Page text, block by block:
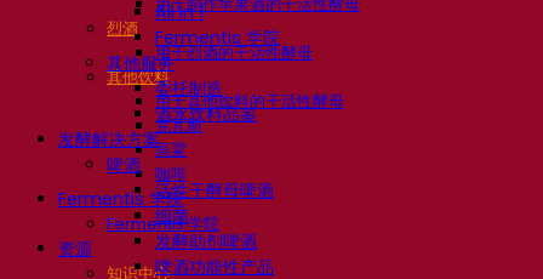
烈酒
用于烈酒的干活性酵母
其他饮料
用于其他饮料的干活性酵母
克瓦斯
高粱
咖啡
Fermentis 学院
Fermentis 学院
资源
知识中心
All In 1
Fermentis 学院
其他服务
委托制造
酒水饮料品鉴
发酵解决方案
啤酒
活性干酵母啤酒
细菌
发酵助剂啤酒
啤酒功能性产品